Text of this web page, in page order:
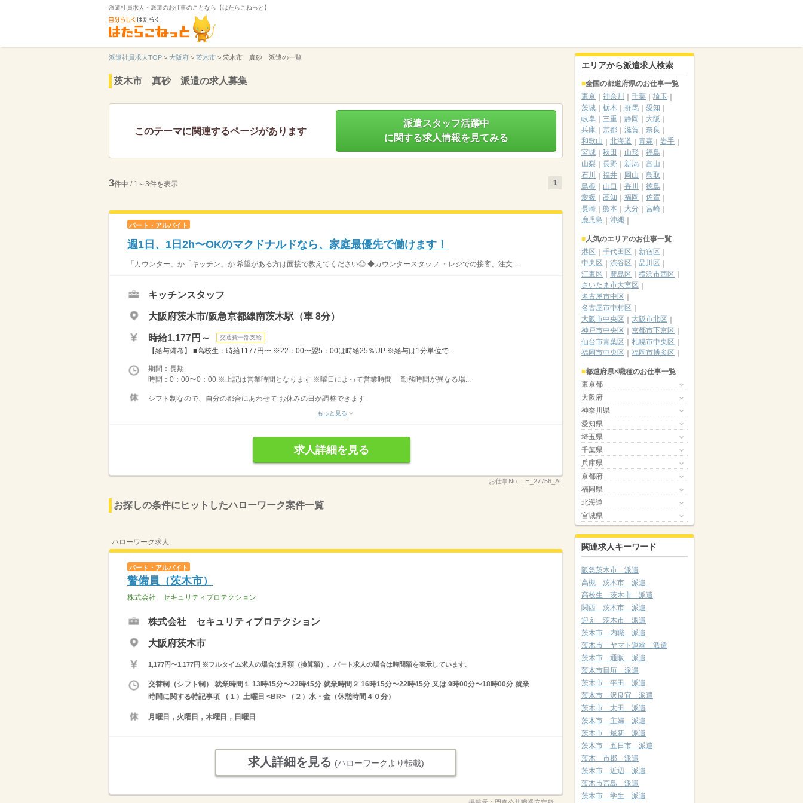
派遣社員求人・派遣のお仕事のことなら【はたらこねっと】
派遣社員求人TOP > 大阪府 > 茨木市 > 茨木市 真砂 派遣の一覧
茨木市 真砂 派遣の求人募集
このテーマに関連するページがあります
派遣スタッフ活躍中
に関する求人情報を見てみる
3件中 / 1～3件を表示 1
パート・アルバイト
週1日、1日2h〜OKのマクドナルドなら、家庭最優先で働けます！
「カウンター」か「キッチン」か 希望がある方は面接で教えてください◎ ◆カウンタースタッフ ・レジでの接客、注文...
キッチンスタッフ
大阪府茨木市/阪急京都線南茨木駅（車 8分）
時給1,177円～ 交通費一部支給
【給与備考】 ■高校生：時給1177円〜 ※22：00〜翌5：00は時給25％UP ※給与は1分単位で...
期間：長期
時間：0：00〜0：00 ※上記は営業時間となります ※曜日によって営業時間 勤務時間が異なる場...
シフト制なので、自分の都合にあわせて お休みの日が調整できます
もっと見る
求人詳細を見る
お仕事No.： H_27756_AL
お探しの条件にヒットしたハローワーク案件一覧
ハローワーク求人
パート・アルバイト
警備員（茨木市）
株式会社 セキュリティプロテクション
株式会社 セキュリティプロテクション
大阪府茨木市
1,177円〜1,177円 ※フルタイム求人の場合は月額（換算額）、パート求人の場合は時間額を表示しています。
交替制（シフト制） 就業時間１ 13時45分〜22時45分 就業時間２ 16時15分〜22時45分 又は 9時00分〜18時00分 就業
時間に関する特記事項 （１）土曜日 <BR> （２）水・金（休憩時間４０分）
月曜日，火曜日，木曜日，日曜日
求人詳細を見る (ハローワークより転載)
エリアから派遣求人検索
全国の都道府県のお仕事一覧
東京
神奈川 千葉
埼玉
茨城
栃木 群馬
愛知
岐阜
三重 静岡
大阪
兵庫
京都 滋賀
奈良
和歌山
北海道 青森
岩手
宮城
秋田 山形
福島
山梨
長野 新潟
富山
石川
福井 岡山
鳥取
島根
山口 香川
徳島
愛媛
高知 福岡
佐賀
長崎
熊本 大分
宮崎
鹿児島
沖縄
人気のエリアのお仕事一覧
港区
千代田区
新宿区
中央区
渋谷区
品川区
江東区
豊島区
横浜市西区
さいたま市大宮区
名古屋市中区
名古屋市中村区
大阪市中央区
大阪市北区
神戸市中央区
京都市下京区
仙台市青葉区
札幌市中央区
福岡市中央区
福岡市博多区
都道府県×職種のお仕事一覧
東京都
大阪府
神奈川県
愛知県
埼玉県
千葉県
兵庫県
京都府
福岡県
北海道
宮城県
関連求人キーワード
阪急茨木市 派遣
高槻 茨木市 派遣
高校生 茨木市 派遣
関西 茨木市 派遣
迎え 茨木市 派遣
茨木市 内職 派遣
茨木市 ヤマト運輸 派遣
茨木市 通販 派遣
茨木市目垣 派遣
茨木市 平田 派遣
茨木市 沢良宜 派遣
茨木市 太田 派遣
茨木市 主婦 派遣
茨木市 最新 派遣
茨木市 五日市 派遣
茨木 市郡 派遣
茨木市 近辺 派遣
茨木市宮島 派遣
茨木市 学生 派遣